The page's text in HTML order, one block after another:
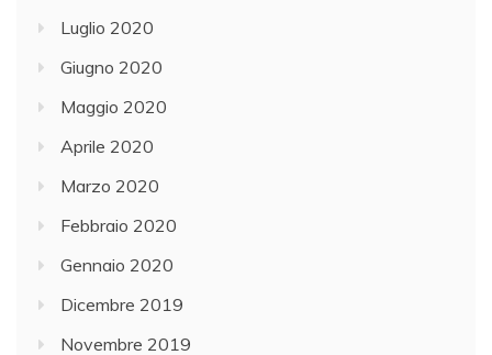
Luglio 2020
Giugno 2020
Maggio 2020
Aprile 2020
Marzo 2020
Febbraio 2020
Gennaio 2020
Dicembre 2019
Novembre 2019